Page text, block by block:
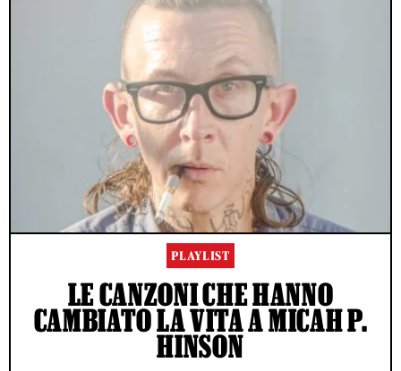
PLAYLIST
LE CANZONI CHE HANNO
CAMBIATO LA VITA A MICAH P.
HINSON